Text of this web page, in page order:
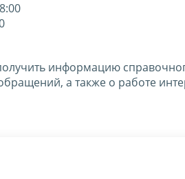
информацию
а также о работе